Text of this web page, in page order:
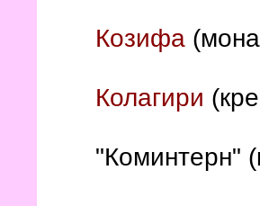
Козифа
Колагири
"Коминтерн"